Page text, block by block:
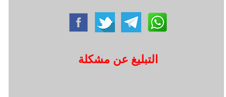
التبليغ عن مشكلة